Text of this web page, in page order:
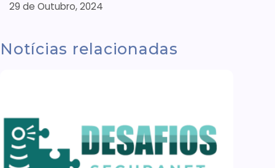
29 de Outubro, 2024
Notícias relacionadas